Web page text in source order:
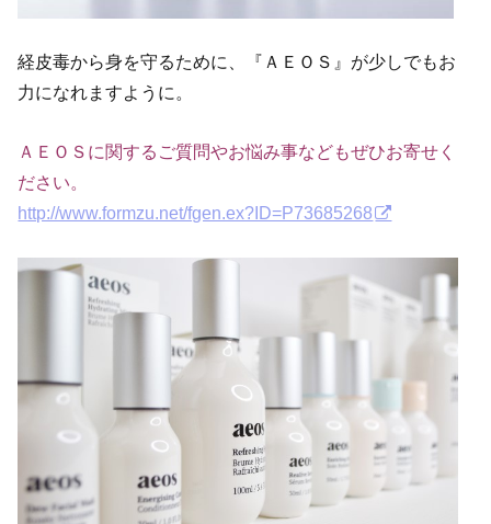
経皮毒から身を守るために、『ＡＥＯＳ』が少しでもお
力になれますように。
ＡＥＯＳに関するご質問やお悩み事などもぜひお寄せく
ださい。
http://www.formzu.net/fgen.ex?ID=P73685268